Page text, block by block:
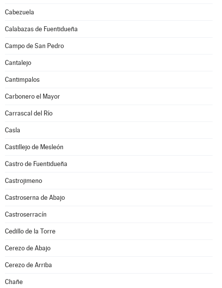
Cabezuela
Calabazas de Fuentidueña
Campo de San Pedro
Cantalejo
Cantimpalos
Carbonero el Mayor
Carrascal del Río
Casla
Castillejo de Mesleón
Castro de Fuentidueña
Castrojimeno
Castroserna de Abajo
Castroserracín
Cedillo de la Torre
Cerezo de Abajo
Cerezo de Arriba
Chañe